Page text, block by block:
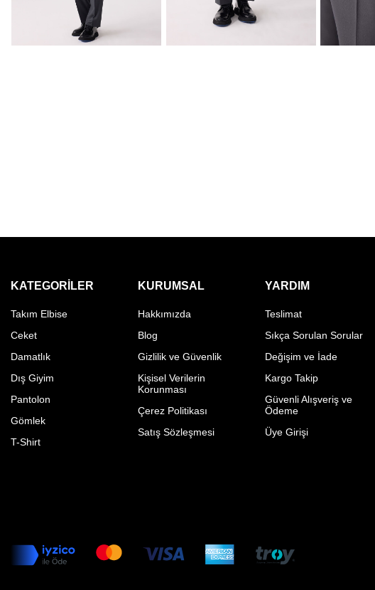
KATEGORILER
Takım Elbise
Ceket
Damatlık
Dış Giyim
Pantolon
Gömlek
T-Shirt
KURUMSAL
Hakkımızda
Blog
Gizlilik ve Güvenlik
Kişisel Verilerin
Korunması
Çerez Politikası
Satış Sözleşmesi
YARDIM
Teslimat
Sıkça Sorulan Sorular
Değişim ve İade
Kargo Takip
Güvenli Alışveriş ve
Ödeme
Üye Girişi